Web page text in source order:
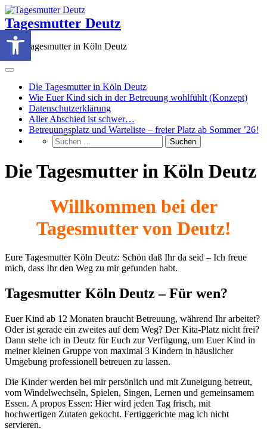
Zum
Inhalt
springen
Tagesmutter Deutz
Eure Tagesmutter in Köln Deutz
Die Tagesmutter in Köln Deutz
Wie Euer Kind sich in der Betreuung wohlfühlt (Konzept)
Datenschutzerklärung
Aller Abschied ist schwer…
Betreuungsplatz und Warteliste – freier Platz ab Sommer ’26!
Die Tagesmutter in Köln Deutz
Willkommen bei der
Tagesmutter von Deutz!
Eure Tagesmutter Köln Deutz: Schön daß Ihr da seid – Ich freue
mich, dass Ihr den Weg zu mir gefunden habt.
Tagesmutter Köln Deutz – Für wen?
Euer Kind ab 12 Monaten braucht Betreuung, während Ihr arbeitet?
Oder ist gerade ein zweites auf dem Weg? Der Kita-Platz nicht frei?
Dann stehe ich in Deutz für Euch zur Verfügung, um Euer Kind in
meiner kleinen Gruppe von maximal 3 Kindern in häuslicher
Umgebung professionell betreuen zu lassen.
Die Kinder werden bei mir persönlich und mit Zuneigung betreut,
vom Windelwechseln, Spielen, Singen, Lernen und gemeinsamem
Essen. A propos Essen: Hier wird jeden Tag frisch, mit
hochwertigen Zutaten gekocht. Fertiggerichte mag ich nicht
servieren.
Werkzeugleiste öffnen